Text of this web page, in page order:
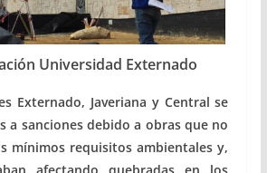
Universidad Externado
Externado, Javeriana y Central se
a sanciones debido a obras que no
mínimos requisitos ambientales y,